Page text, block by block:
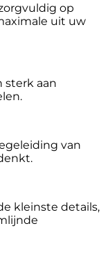
op
uit uw
sterk aan
van
kleinste details,